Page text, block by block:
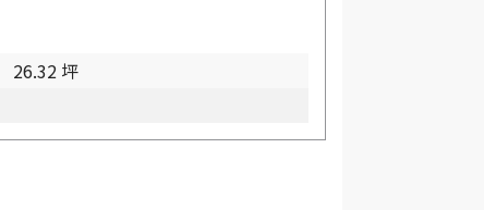
26.32 坪